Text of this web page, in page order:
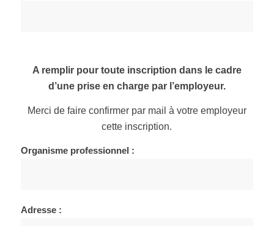
A remplir pour toute inscription dans le cadre
d’une prise en charge par l’employeur.
Merci de faire confirmer par mail à votre employeur
cette inscription.
Organisme professionnel :
Adresse :